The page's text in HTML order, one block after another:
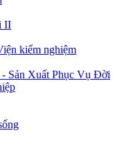
II
kiểm nghiệm
Sản Xuất Phục Vụ Đời